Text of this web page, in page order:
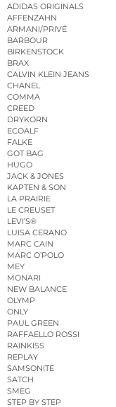
ADIDAS ORIGINALS
AFFENZAHN
ARMANI/PRIVÉ
BARBOUR
BIRKENSTOCK
BRAX
CALVIN KLEIN JEANS
CHANEL
COMMA
CREED
DRYKORN
ECOALF
FALKE
GOT BAG
HUGO
JACK & JONES
KAPTEN & SON
LA PRAIRIE
LE CREUSET
LEVI’S®
LUISA CERANO
MARC CAIN
MARC O’POLO
MEY
MONARI
NEW BALANCE
OLYMP
ONLY
PAUL GREEN
RAFFAELLO ROSSI
RAINKISS
REPLAY
SAMSONITE
SATCH
SMEG
STEP BY STEP